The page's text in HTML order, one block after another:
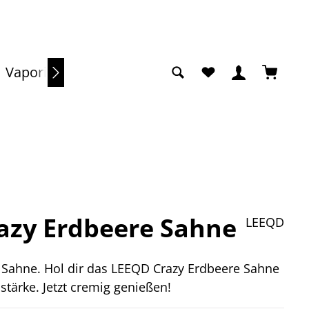
Vaporizer Du hast 0 Produkte
Erdbeere Sahne LEEQD
Hol dir das LEEQD Crazy Erdbeere Sahne
Jetzt cremig genießen!